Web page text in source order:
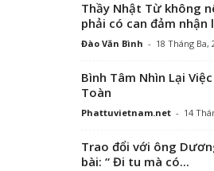
Thầy Nhật Từ không
phải có can đảm nhận
Đào Văn Bình - 18 Tháng Ba,
Bình Tâm Nhìn Lại
Toàn
Phattuvietnam.net - 14
Trao đổi với ông
bài: “ Đi tu mà có...